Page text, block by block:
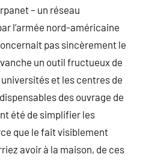
– un réseau
l’armée nord-américaine
pas sincèrement le
un outil fructueux de
et les centres de
des ouvrage de
été de simplifier les
que le fait visiblement
avoir à la maison, de ces